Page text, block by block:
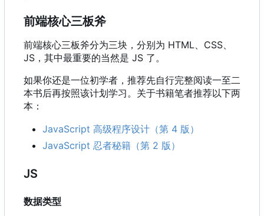
前端核心三板斧
前端核心三板斧分为三块，分别为 HTML、CSS、
JS ， 其中最重要的当然是 JS 了。
如果你还是一位初学者，推荐先自行完整阅读一至二
本书后再按照该计划学习。关于书籍笔者推荐以下两
本：
JavaScript 高级程序设计（第 4 版）
JavaScript 忍者秘籍（第 2 版）
JS
数据类型